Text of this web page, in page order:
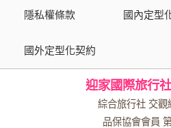
為了在本網站提供您最佳的互動性
本網站在您使用服務信箱、問卷調
於一般瀏覽時，伺服器會自行記錄
設備的 IP 位址、使用時間、使用
錄等，做為我們增進網站服務的參
隱私權條款 國內定型
國外定型化契約
迎家國際旅行
綜合旅行社 交觀
品保協會會員